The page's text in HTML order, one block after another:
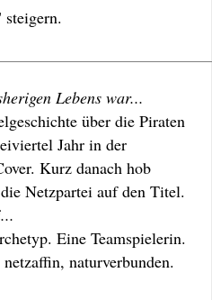
Lebens war...
über die Piraten
Jahr in der
Kurz danach hob
Netzpartei auf den Titel.
Eine Teamspielerin.
naturverbunden.